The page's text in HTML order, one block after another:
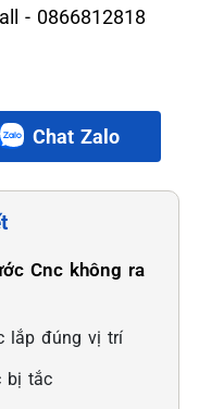
- 0866812818
Chat Zalo
Cnc không ra
lắp đúng vị trí
bị tắc